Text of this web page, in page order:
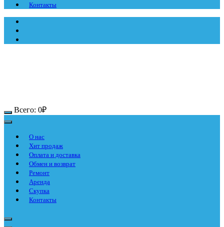
Контакты
Всего: 0₽
О нас
Хит продаж
Оплата и доставка
Обмен и возврат
Ремонт
Аренда
Скупка
Контакты